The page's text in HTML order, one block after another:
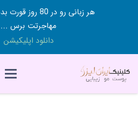
هر زبانی رو در 80
مهاجرتت برس ...
دانلود اپلیکیشن